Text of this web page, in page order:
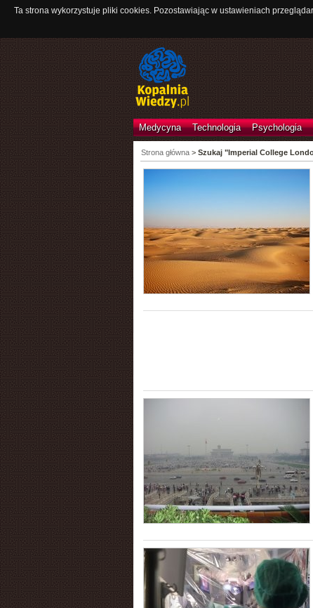
Ta strona wykorzystuje pliki cookies. Pozostawiając w ustawieniach
Medycyna Technologia Psychologia
Strona główna> Szukaj "Imperial College